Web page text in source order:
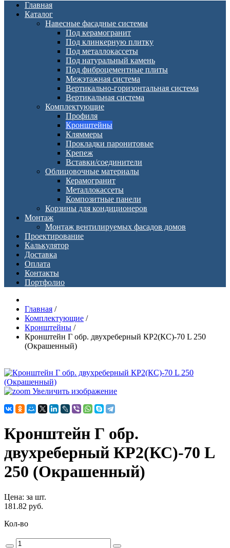
Главная
Каталог
Навесные фасадные системы
Под керамогранит
Под клинкерную плитку
Под металлокассеты
Под натуральный камень
Под фиброцементные плиты
Межэтажная система
Вертикально-горизонтальная система
Вертикальная система
Комплектующие
Профиля
Кронштейны
Кляммеры
Прокладки паронитовые
Крепеж
Вставки/соединители
Облицовочные материалы
Керамогранит
Металлокассеты
Композитные панели
Корзины для кондиционеров
Монтаж
Монтаж вентилируемых фасадов домов
Проектирование
Калькулятор
Доставка
Оплата
Контакты
Портфолио
Главная /
Комплектующие /
Кронштейны /
Кронштейн Г обр. двухреберный КР2(КС)-70 L 250
(Окрашенный)
Увеличить изображение
Кронштейн Г обр.
двухреберный КР2(КС)-70 L
250 (Окрашенный)
Цена: за шт.
181.82 руб.
Кол-во